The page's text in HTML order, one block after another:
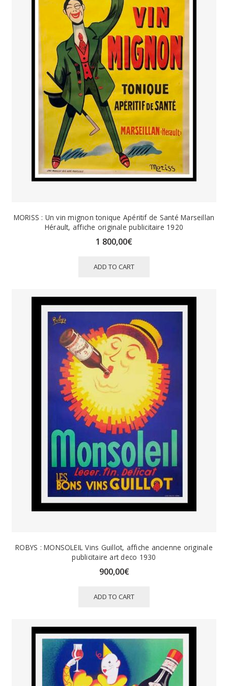
MORISS : Un vin mignon tonique Apéritif de Santé Marseillan
Hérault, affiche originale publicitaire 1920
1 800,00€
ADD TO CART
ROBYS : MONSOLEIL Vins Guillot, affiche ancienne originale
publicitaire art deco 1930
900,00€
ADD TO CART